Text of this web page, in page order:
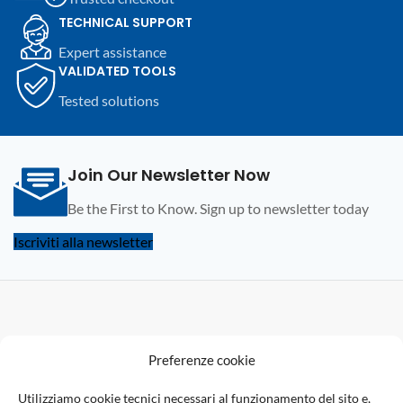
Preferenze cookie
Utilizziamo cookie tecnici necessari al funzionamento del sito e,
TECHNICAL SUPPORT
Expert assistance
VALIDATED TOOLS
Tested solutions
Join Our Newsletter Now
Be the First to Know. Sign up to newsletter today
Iscriviti alla newsletter